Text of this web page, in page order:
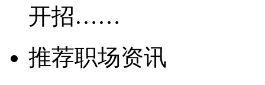
开招……
推荐职场资讯